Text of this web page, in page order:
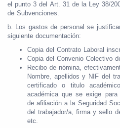
el punto 3 del Art. 31 de la Ley 38/
de Subvenciones.
b. Los gastos de personal se
siguiente documentación:
Copia del Contrato Laboral
Copia del Convenio Colectivo
Recibo de nómina,
Nombre, apellidos y NIF del
certificado o titulo
académica que se exige
de afiliación a la Seguridad
del trabajador/a, firma y sello
etc.